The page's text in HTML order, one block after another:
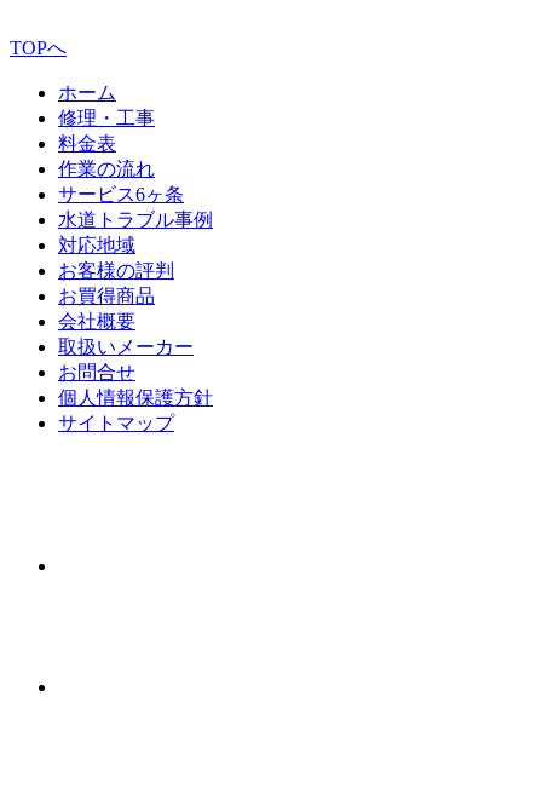
TOPへ
ホーム
修理・工事
料金表
作業の流れ
サービス6ヶ条
水道トラブル事例
対応地域
お客様の評判
お買得商品
会社概要
取扱いメーカー
お問合せ
個人情報保護方針
サイトマップ